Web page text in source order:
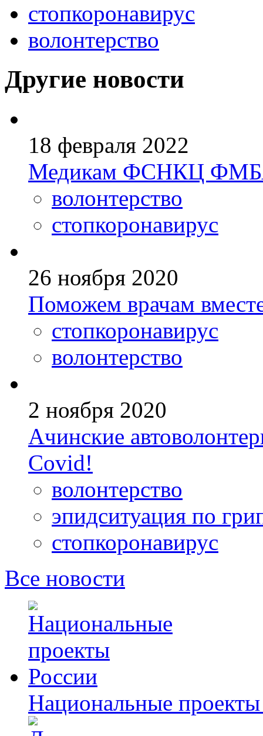
стопкоронавирус
волонтерство
Другие новости
18 февраля 2022
Медикам ФСНКЦ ФМБА
волонтерство
стопкоронавирус
26 ноября 2020
Поможем врачам
стопкоронавирус
волонтерство
2 ноября 2020
Ачинские
Covid!
волонтерство
эпидситуация по
стопкоронавирус
Все новости
Национальные